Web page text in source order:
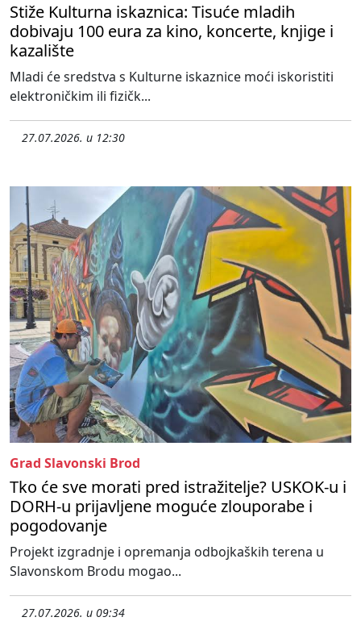
Stiže Kulturna iskaznica: Tisuće mladih
dobivaju 100 eura za kino, koncerte, knjige i
kazalište
Mladi će sredstva s Kulturne iskaznice moći iskoristiti
elektroničkim ili fizičk...
27.07.2026. u 12:30
Grad Slavonski Brod
Tko će sve morati pred istražitelje? USKOK-u i
DORH-u prijavljene moguće zlouporabe i
pogodovanje
Projekt izgradnje i opremanja odbojkaških terena u
Slavonskom Brodu mogao...
27.07.2026. u 09:34